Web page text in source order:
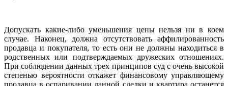
Допускать какие-либо уменьшения цены нельзя ни в коем
случае. Наконец, должна отсутствовать аффилированность
продавца и покупателя, то есть они не должны находиться в
родственных или подтверждаемых дружеских отношениях.
При соблюдении данных трех принципов суд с очень высокой
степенью вероятности откажет финансовому управляющему
продавца в оспаривании данной сделки и квартира останется